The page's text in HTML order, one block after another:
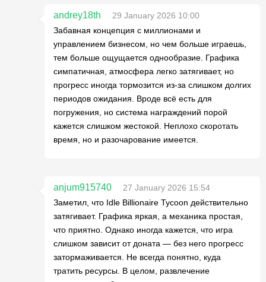
andrey18th
29 January 2026 10:00
Забавная концепция с миллионами и
управлением бизнесом, но чем больше играешь,
тем больше ощущается однообразие. Графика
симпатичная, атмосфера легко затягивает, но
прогресс иногда тормозится из-за слишком долгих
периодов ожидания. Вроде всё есть для
погружения, но система награждений порой
кажется слишком жестокой. Неплохо скоротать
время, но и разочарование имеется.
anjum915740
27 January 2026 15:54
Заметил, что Idle Billionaire Tycoon действительно
затягивает. Графика яркая, а механика простая,
что приятно. Однако иногда кажется, что игра
слишком зависит от доната — без него прогресс
затормаживается. Не всегда понятно, куда
тратить ресурсы. В целом, развлечение